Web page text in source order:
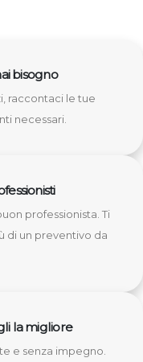
bisogno
raccontaci le tue
necessari.
professionista. Ti
di un preventivo da
la migliore
e senza impegno.